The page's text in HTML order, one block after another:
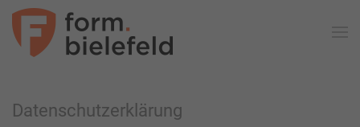
Skip to main content
Datenschutzerklärung